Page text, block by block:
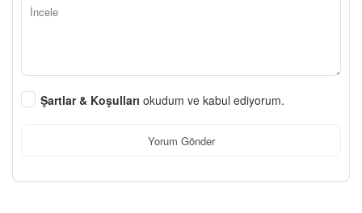
Şartlar & Koşulları okudum ve kabul ediyorum.
Yorum Gönder